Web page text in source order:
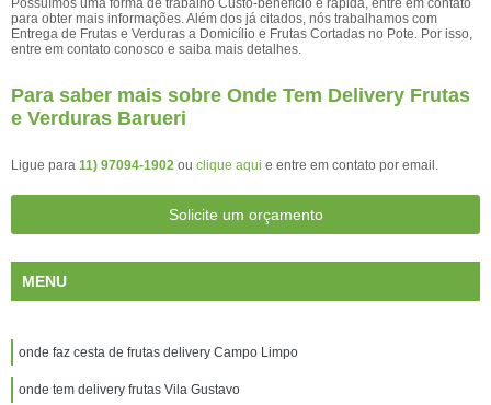
Possuímos uma forma de trabalho Custo-benefício e rápida, entre em contato
para obter mais informações. Além dos já citados, nós trabalhamos com
Entrega de Frutas e Verduras a Domicílio e Frutas Cortadas no Pote. Por isso,
entre em contato conosco e saiba mais detalhes.
Para saber mais sobre Onde Tem Delivery Frutas
e Verduras Barueri
Ligue para 11) 97094-1902 ou clique aqui e entre em contato por email.
Solicite um orçamento
MENU
onde faz cesta de frutas delivery Campo Limpo
onde tem delivery frutas Vila Gustavo